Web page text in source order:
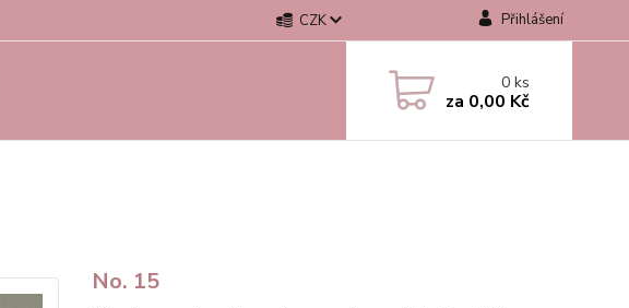
CZK Přihlášení
0ks
za 0,00 Kč
No. 15